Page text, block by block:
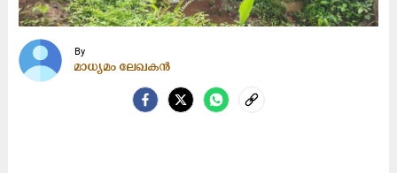
By
മാധ്യമം ലേഖകൻ